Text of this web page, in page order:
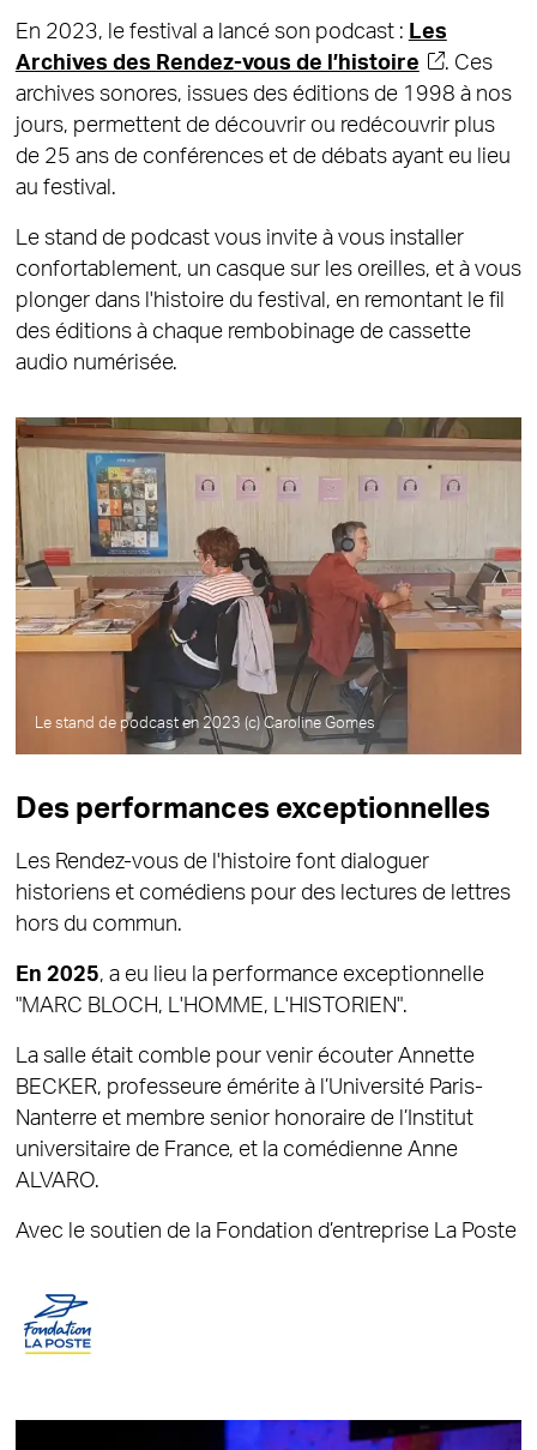
En 2023, le festival a lancé son podcast : Les
Archives des Rendez-vous de l’histoire
. Ces
archives sonores, issues des éditions de 1998 à nos
jours, permettent de découvrir ou redécouvrir plus
de 25 ans de conférences et de débats ayant eu lieu
au festival.
Le stand de podcast vous invite à vous installer
confortablement, un casque sur les oreilles, et à vous
plonger dans l'histoire du festival, en remontant le fil
des éditions à chaque rembobinage de cassette
audio numérisée.
Le stand de podcast en 2023 (c) Caroline Gomes
Des performances exceptionnelles
Les Rendez-vous de l'histoire font dialoguer
historiens et comédiens pour des lectures de lettres
hors du commun.
En 2025, a eu lieu la performance exceptionnelle
"MARC BLOCH, L'HOMME, L'HISTORIEN".
La salle était comble pour venir écouter Annette
BECKER, professeure émérite à l’Université Paris-
Nanterre et membre senior honoraire de l’Institut
universitaire de France, et la comédienne Anne
ALVARO.
Avec le soutien de la Fondation d’entreprise La Poste